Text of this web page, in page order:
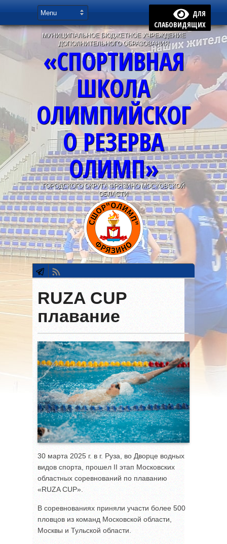
ДЛЯ
СЛАБОВИДЯЩИХ
МУНИЦИПАЛЬНОЕ БЮДЖЕТНОЕ УЧРЕЖДЕНИЕ
ДОПОЛНИТЕЛЬНОГО ОБРАЗОВАНИЯ
«СПОРТИВНАЯ
ШКОЛА
ОЛИМПИЙСКОГ
О РЕЗЕРВА
ОЛИМП»
ГОРОДСКОГО ОКРУГА ФРЯЗИНО МОСКОВСКОЙ
ОБЛАСТИ
RUZA CUP
плавание
30 марта 2025 г. в г. Руза, во Дворце водных
видов спорта, прошел II этап Московских
областных соревнований по плаванию
«RUZA CUP».
В соревнованиях приняли участи более 500
пловцов из команд Московской области,
Москвы и Тульской области.